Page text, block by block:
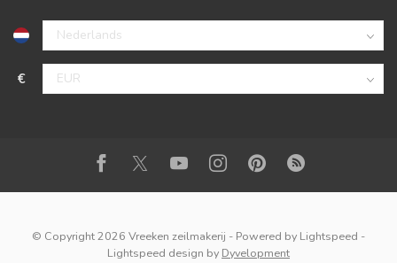
€
© Copyright 2026 Vreeken zeilmakerij - Powered by Lightspeed -
Lightspeed design by Dyvelopment